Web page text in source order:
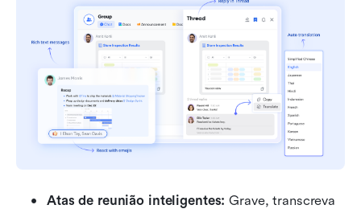
Atas de reunião inteligentes: Grave, transcreva